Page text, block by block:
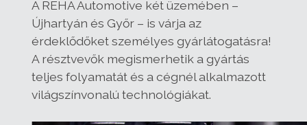
A REHA Automotive két üzemében –
Újhartyán és Győr – is várja az
érdeklődőket személyes gyárlátogatásra!
A résztvevők megismerhetik a gyártás
teljes folyamatát és a cégnél alkalmazott
világszínvonalú technológiákat.